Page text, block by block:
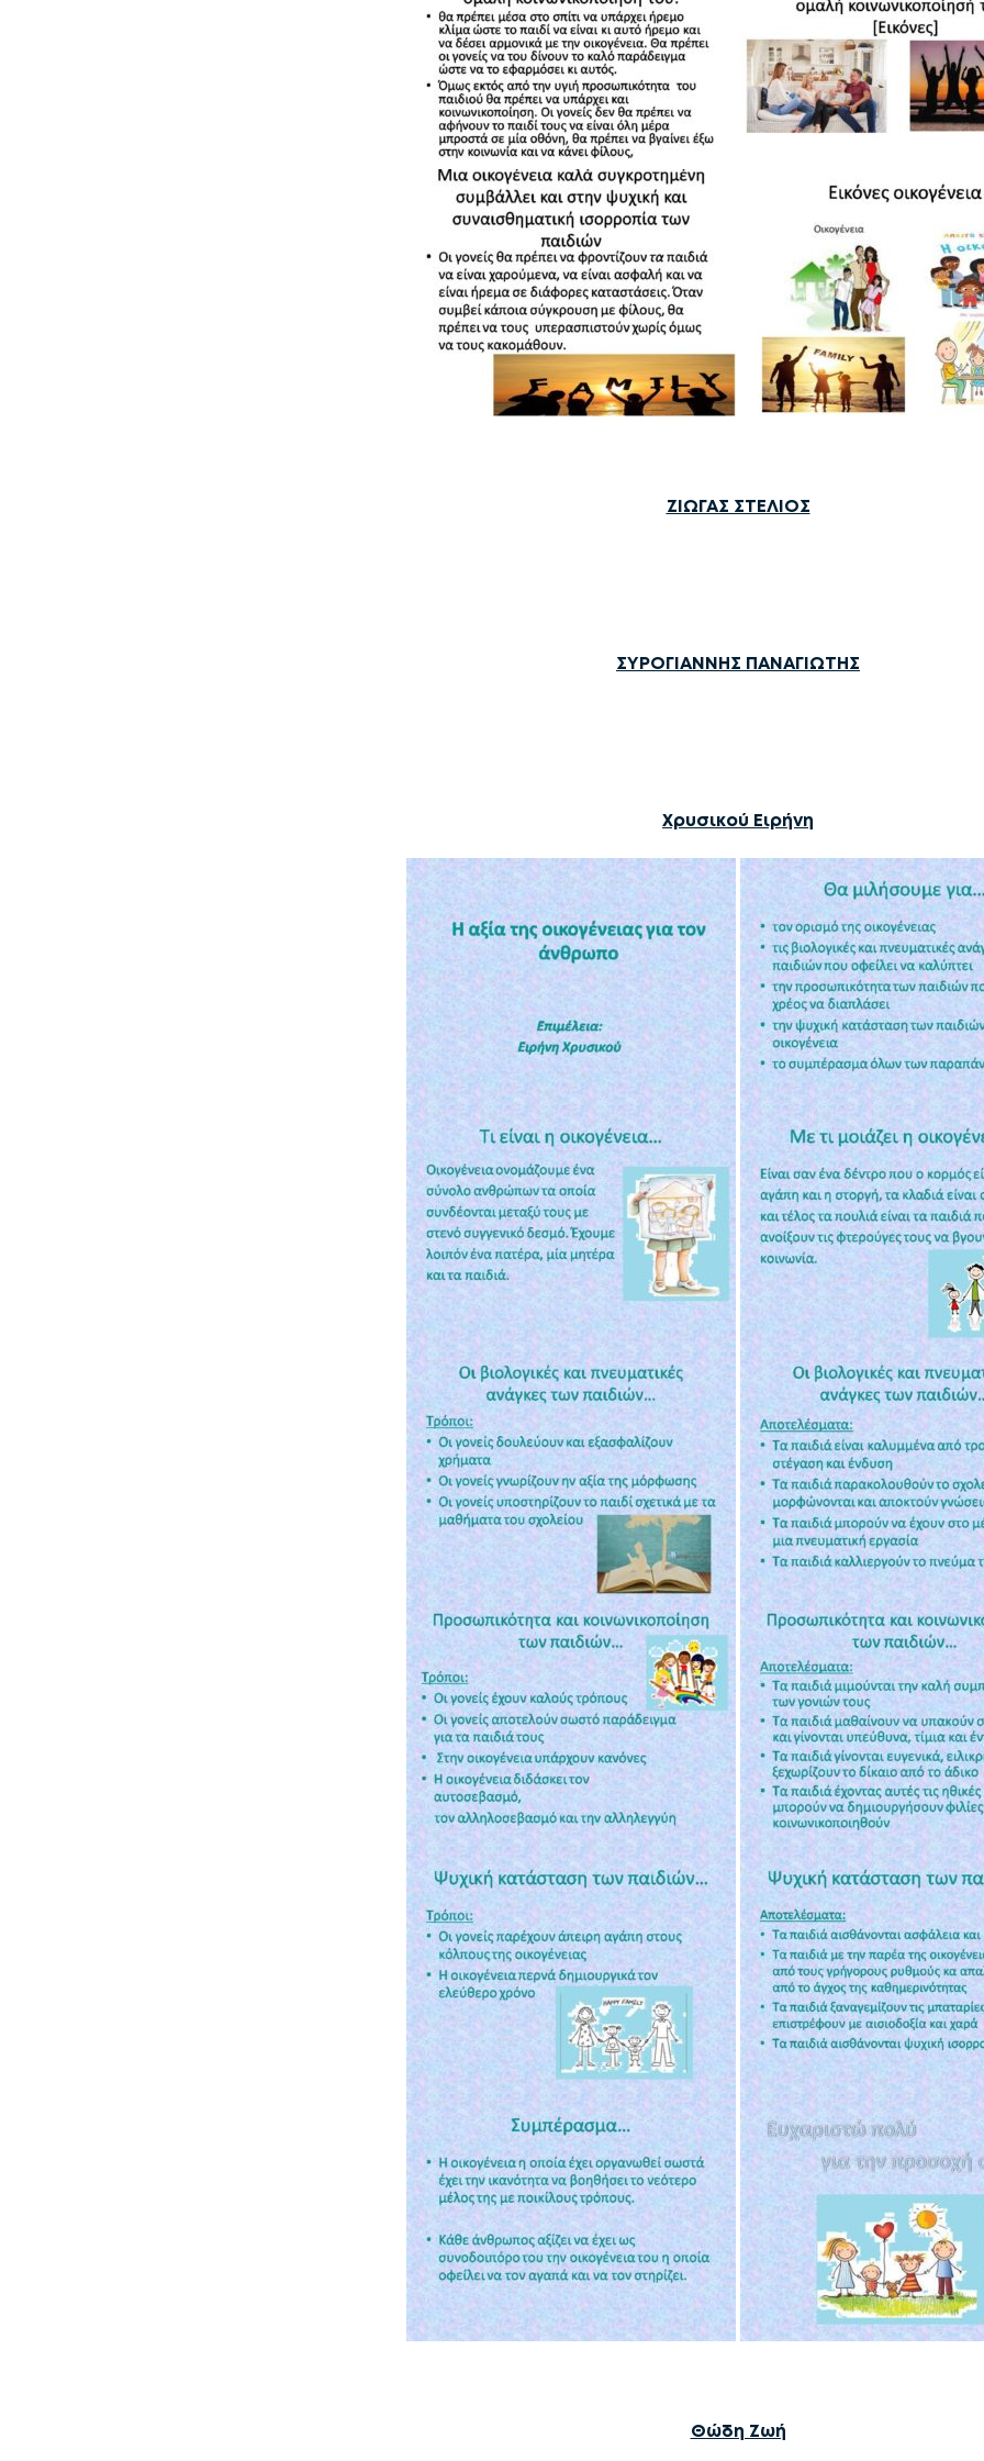
ΖΙΩΓΑΣ ΣΤΕΛΙΟΣ
ΣΥΡΟΓΙΑΝΝΗΣ ΠΑΝΑΓΙΩΤΗΣ
Χρυσικού Ειρήνη
Θώδη Ζωή